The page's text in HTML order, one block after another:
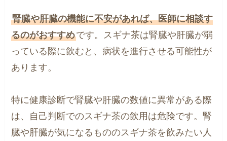
腎臓や肝臓の機能に不安があれば、医師に相談す
るのがおすすめです。スギナ茶は腎臓や肝臓が弱
っている際に飲むと、病状を進行させる可能性が
あります。
特に健康診断で腎臓や肝臓の数値に異常がある際
は、自己判断でのスギナ茶の飲用は危険です。腎
臓や肝臓が気になるもののスギナ茶を飲みたい人